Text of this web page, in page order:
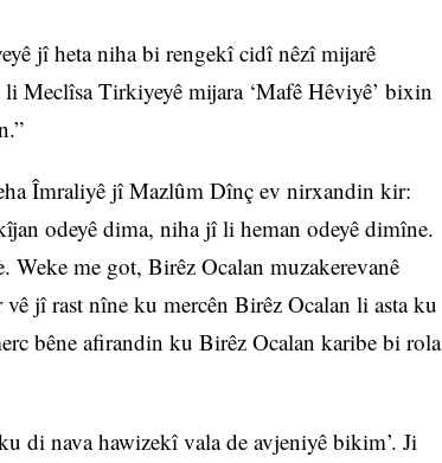
jî heta niha bi rengekî cidî nêzî mijarê
Meclîsa Tirkiyeyê mijara ‘Mafê Hêviyê’ bixin
Îmraliyê jî Mazlûm Dînç ev nirxandin kir:
odeyê dima, niha jî li heman odeyê dimîne.
Weke me got, Birêz Ocalan muzakerevanê
jî rast nîne ku mercên Birêz Ocalan li asta ku
bêne afirandin ku Birêz Ocalan karibe bi rola
di nava hawizekî vala de avjeniyê bikim’. Ji